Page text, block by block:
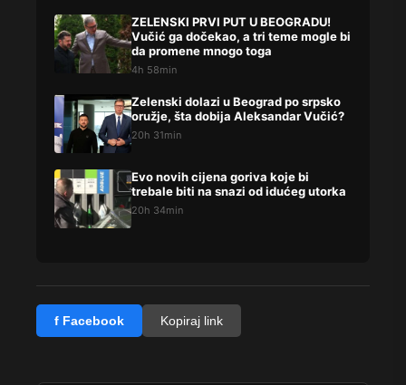
ZELENSKI PRVI PUT U BEOGRADU!
Vučić ga dočekao, a tri teme mogle bi
da promene mnogo toga
4h 58min
Zelenski dolazi u Beograd po srpsko
oružje, šta dobija Aleksandar Vučić?
20h 31min
Evo novih cijena goriva koje bi
trebale biti na snazi od idućeg utorka
20h 34min
f Facebook Kopiraj link